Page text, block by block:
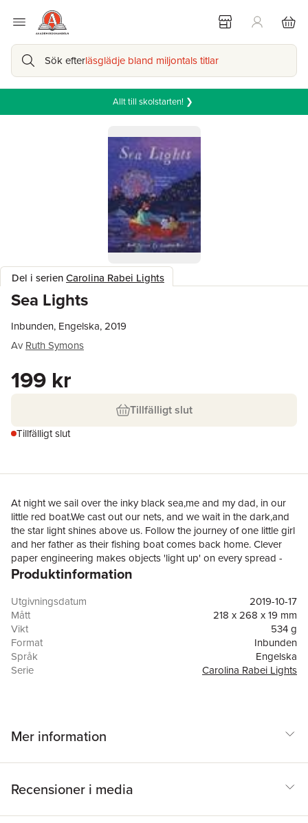
Sök efterläsglädje bland miljontals titlar
Allt till skolstarten! ❯
Del i serienCarolina Rabei Lights
Sea Lights
Inbunden, Engelska, 2019
Av Ruth Symons
199 kr
Tillfälligt slut
Tillfälligt slut
At night we sail over the inky black sea,me and my dad, in our
little red boat.We cast out our nets, and we wait in the dark,and
the star light shines above us. Follow the journey of one little girl
and her father as their fishing boat comes back home. Clever
paper engineering makes objects 'light up' on every spread -
from the roaming beams of the lighthouse, to the warm yellow
atmospheric art by The Ride-by-Nights illustrator Carolina Rabei,
this twinkly tale will have little readers feeling sleepy in no time.
Produktinformation
Utgivningsdatum
2019-10-17
Mått
218 x 268 x 19 mm
Vikt
534 g
Format
Inbunden
Språk
Engelska
Serie
Carolina Rabei Lights
Mer information
Recensioner i media